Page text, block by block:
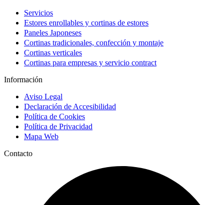
Servicios
Estores enrollables y cortinas de estores
Paneles Japoneses
Cortinas tradicionales, confección y montaje
Cortinas verticales
Cortinas para empresas y servicio contract
Información
Aviso Legal
Declaración de Accesibilidad
Política de Cookies
Política de Privacidad
Mapa Web
Contacto